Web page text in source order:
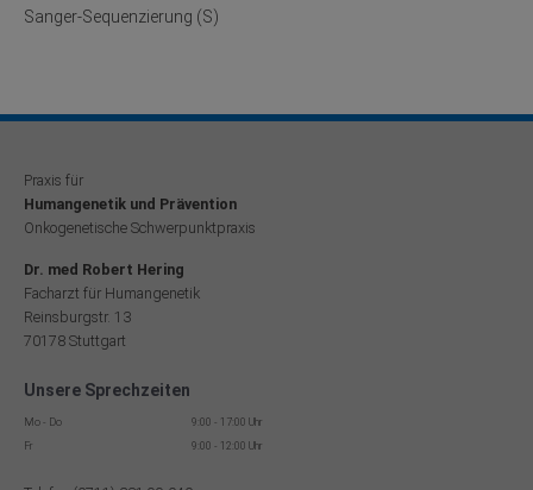
Sanger-Sequenzierung (S)
Praxis für
Humangenetik und Prävention
Onkogenetische Schwerpunktpraxis
Dr. med Robert Hering
Facharzt für Humangenetik
Reinsburgstr. 13
70178 Stuttgart
Unsere Sprechzeiten
Mo - Do
9:00 - 17:00 Uhr
Fr
9:00 - 12:00 Uhr